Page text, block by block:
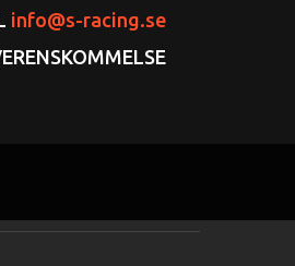
info@s-racing.se